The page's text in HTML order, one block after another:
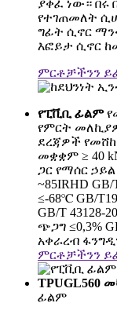
ያቀፈ ነው። በሩ
የተገጠመለት
ግፊት ሲኖር
እፎይታ ሲኖር
ምርቶቻችንን
የፒቪቢ ፊልም
የምርት
ደረጃዎች
መቋቋም ≥ 40
ጋር የማሰር ኃይል
~85IRHD
≤-68℃ GB/
GB/T 43128-
ጭጋግ ≤0,3%
አቀራረብ
ምርቶቻችንን
TPUGL560
ፊልም